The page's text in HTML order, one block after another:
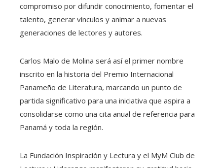
compromiso por difundir conocimiento, fomentar el
talento, generar vínculos y animar a nuevas
generaciones de lectores y autores.
Carlos Malo de Molina será así el primer nombre
inscrito en la historia del Premio Internacional
Panameño de Literatura, marcando un punto de
partida significativo para una iniciativa que aspira a
consolidarse como una cita anual de referencia para
Panamá y toda la región.
La Fundación Inspiración y Lectura y el MyM Club de